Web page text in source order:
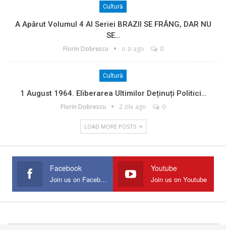
Cultură
A Apărut Volumul 4 Al Seriei BRAZII SE FRÂNG, DAR NU
SE…
Florin Dobrescu o zi ago 0
Cultură
1 August 1964. Eliberarea Ultimilor Deținuți Politici…
Florin Dobrescu 2 zile ago 0
LOAD MORE POSTS
Facebook
Join us on Facebook
Youtube
Join us on Youtube